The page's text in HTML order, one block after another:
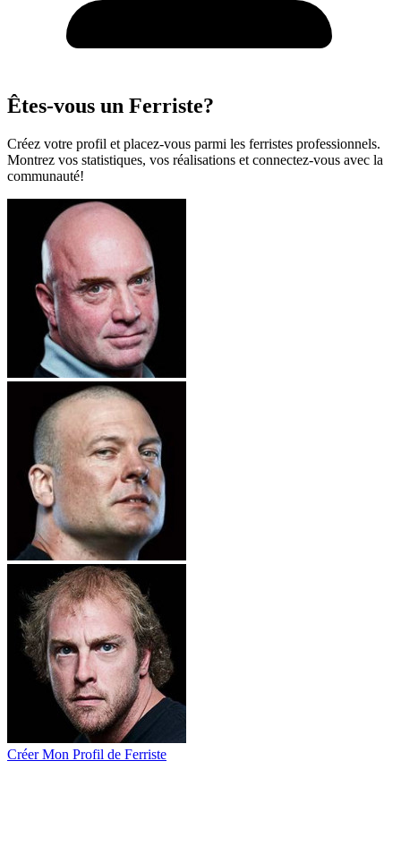
Êtes-vous un Ferriste?
Créez votre profil et placez-vous parmi les ferristes professionnels.
Montrez vos statistiques, vos réalisations et connectez-vous avec la
communauté!
Créer Mon Profil de Ferriste